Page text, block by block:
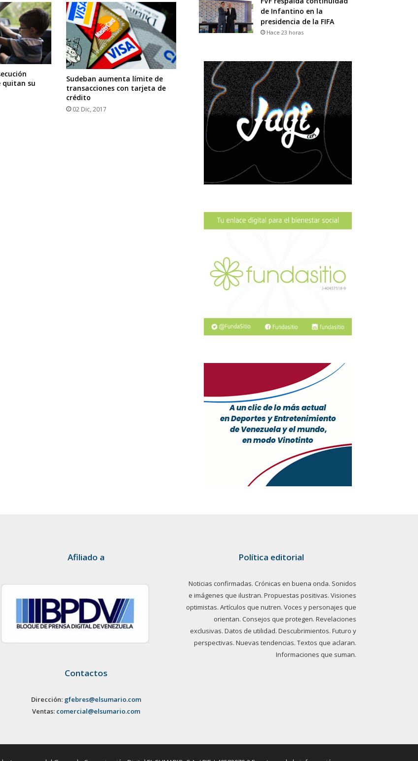
quitan su
Sudeban aumenta límite de
transacciones con tarjeta de
crédito
02 Dic, 2017
de Infantino en la
presidencia de la FIFA
Hace 23 horas
Afiliado a
Contactos
Dirección: gfebres@elsumario.com
Ventas: comercial@elsumario.com
Política editorial
Noticias confirmadas. Crónicas en buena onda. Sonidos
e imágenes que ilustran. Propuestas positivas. Visiones
optimistas. Artículos que nutren. Voces y personajes que
orientan. Consejos que protegen. Revelaciones
exclusivas. Datos de utilidad. Descubrimientos. Futuro y
perspectivas. Nuevas tendencias. Textos que aclaran.
Informaciones que suman.